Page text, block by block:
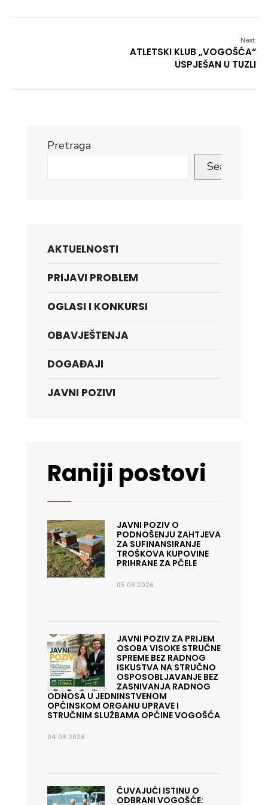
Next:
ATLETSKI KLUB „VOGOŠĆA“
USPJEŠAN U TUZLI
Pretraga
Search
AKTUELNOSTI
PRIJAVI PROBLEM
OGLASI I KONKURSI
OBAVJEŠTENJA
DOGAĐAJI
JAVNI POZIVI
Raniji postovi
JAVNI POZIV O
PODNOŠENJU ZAHTJEVA
ZA SUFINANSIRANJE
TROŠKOVA KUPOVINE
PRIHRANE ZA PČELE
05.08.2026.
JAVNI POZIV ZA PRIJEM
OSOBA VISOKE STRUČNE
SPREME BEZ RADNOG
ISKUSTVA NA STRUČNO
OSPOSOBLJAVANJE BEZ
ZASNIVANJA RADNOG
ODNOSA U JEDNINSTVENOM
OPĆINSKOM ORGANU UPRAVE I
STRUČNIM SLUŽBAMA OPĆINE VOGOŠĆA
04.08.2026.
ČUVAJUĆI ISTINU O
ODBRANI VOGOŠĆE: